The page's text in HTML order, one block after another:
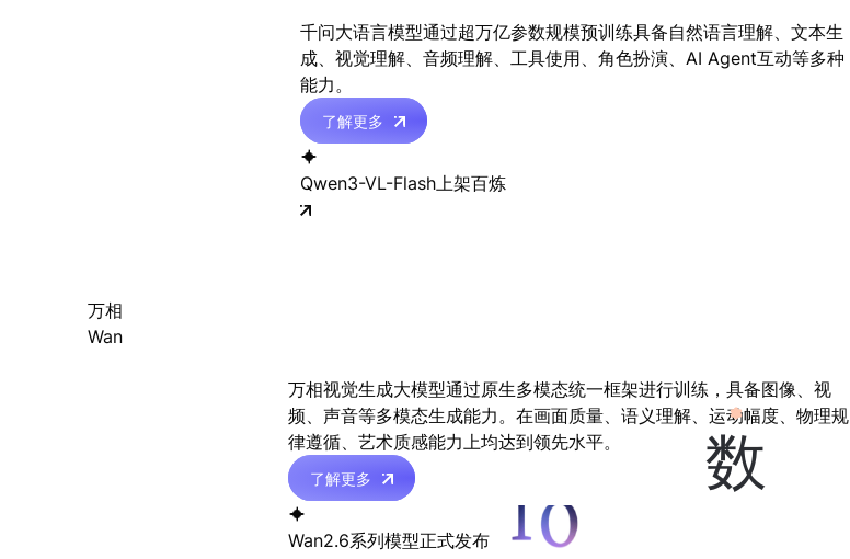
千问大语言模型通过超万亿参数规模预训练具备自然语言理解、文本生
成、视觉理解、音频理解、工具使用、角色扮演、AI Agent互动等多种
能力。
了解更多

Qwen3-VL-Flash上架百炼
万相
Wan
万相视觉生成大模型通过原生多模态统一框架进行训练，具备图像、视
频、声音等多模态生成能力。在画面质量、语义理解、运动幅度、物理规
律遵循、艺术质感能力上均达到领先水平。
了解更多

Wan2.6系列模型正式发布
数